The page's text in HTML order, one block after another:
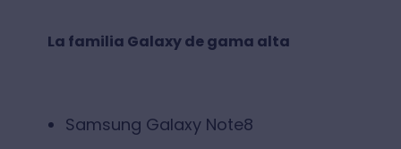
La familia Galaxy de gama alta
Samsung Galaxy Note8